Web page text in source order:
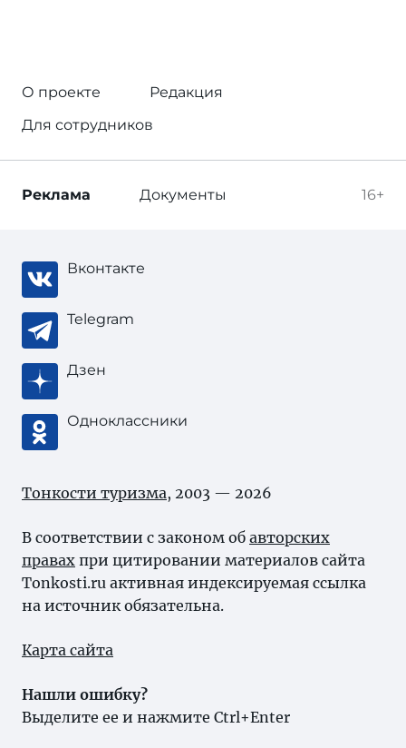
О проекте
Редакция
Для сотрудников
16+
Реклама Документы
Вконтакте
Telegram
Дзен
Одноклассники
Тонкости туризма, 2003 — 2026
В соответствии с законом об авторских
правах при цитировании материалов сайта
Tonkosti.ru активная индексируемая ссылка
на источник обязательна.
Карта сайта
Нашли ошибку?
Выделите ее и нажмите Ctrl+Enter